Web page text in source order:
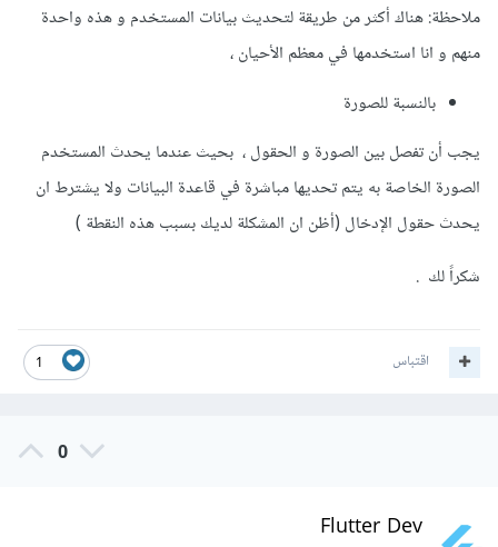
ملاحظة: هناك أكثر من طريقة لتحديث بيانات المستخدم و هذه واحدة
منهم و انا استخدمها في معظم الأحيان ،
بالنسبة للصورة
يجب أن تفصل بين الصورة و الحقول ، بحيث عندما يحدث المستخدم
الصورة الخاصة به يتم تحديها مباشرة في قاعدة البيانات ولا يشترط ان
يحدث حقول الإدخال (أظن ان المشكلة لديك بسبب هذه النقطة )
شكراً لك .
1 اقتباس
0
Flutter Dev